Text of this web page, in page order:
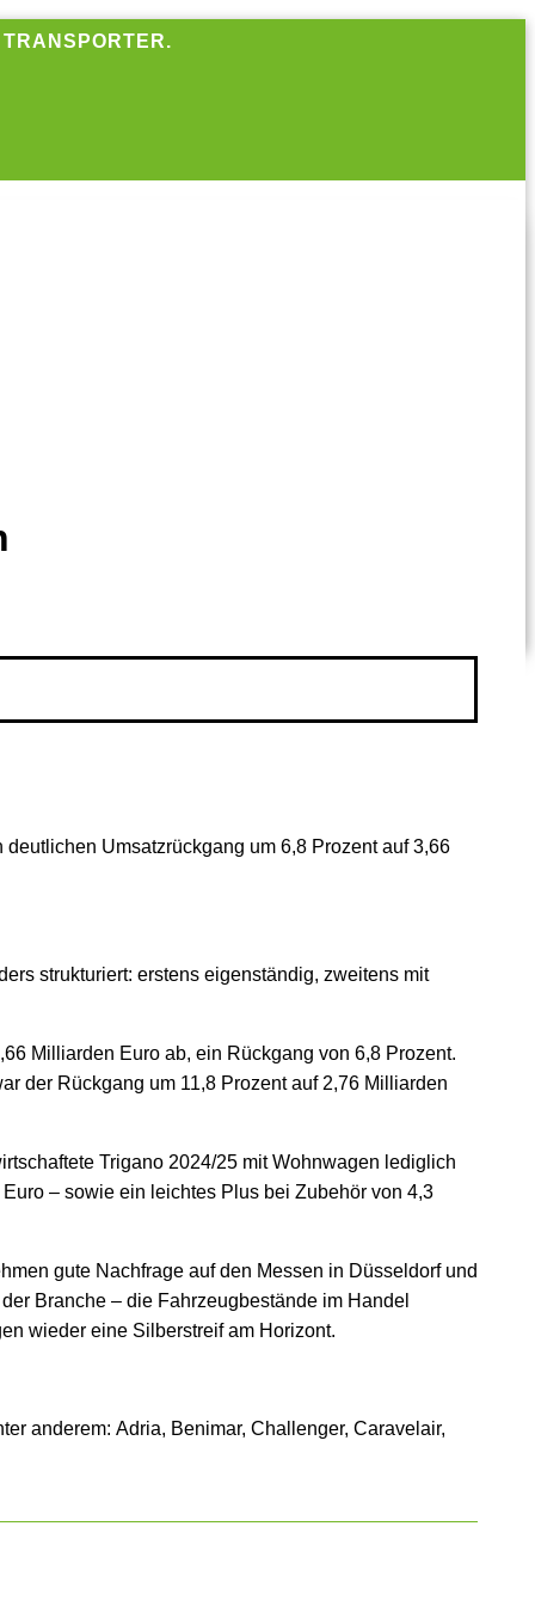
Umsatzrückgang um 6,8 Prozent auf 3,66
strukturiert: erstens eigenständig, zweitens mit
Milliarden Euro ab, ein Rückgang von 6,8 Prozent.
der Rückgang um 11,8 Prozent auf 2,76 Milliarden
Trigano 2024/25 mit Wohnwagen lediglich
– sowie ein leichtes Plus bei Zubehör von 4,3
gute Nachfrage auf den Messen in Düsseldorf und
Branche – die Fahrzeugbestände im Handel
wieder eine Silberstreif am Horizont.
anderem: Adria, Benimar, Challenger, Caravelair,